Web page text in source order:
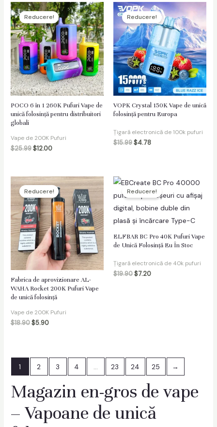
Reducere!
POCO 6 în 1 260K Pufuri Vape de
unică folosință pentru distribuitori
globali
Vape de 200K Pufuri
$25.99 $12.00
Reducere!
VOPK Crystal 150K Vape de unică
folosință pentru Europa
Țigară electronică de 100k pufuri
$15.99$4.78
Reducere!
Fabrica de aprovizionare AL-
WAHA Rocket 200K Pufuri Vape
de unică folosință
Vape de 200K Pufuri
$18.90 $5.90
Reducere!
ELFBAR BC Pro 40K Pufuri Vape
de Unică Folosință Eu În Stoc
Țigară electronică de 40k pufuri
$19.90$7.20
1 2 3 4 23 24 25 →
Magazin en-gros de vape
– Vapoane de unică